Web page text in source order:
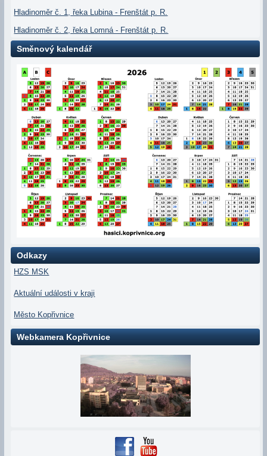
Hladinoměr č. 1, řeka Lubina - Frenštát p. R.
Hladinoměr č. 2, řeka Lomná - Frenštát p. R.
Směnový kalendář
Odkazy
HZS MSK
Aktuální události v kraji
Město Kopřivnice
Webkamera Kopřivnice